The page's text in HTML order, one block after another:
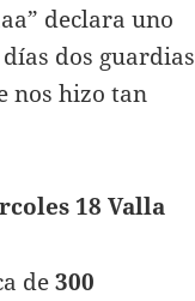
declara uno
dos guardias
nos hizo tan
18 Valla
de300